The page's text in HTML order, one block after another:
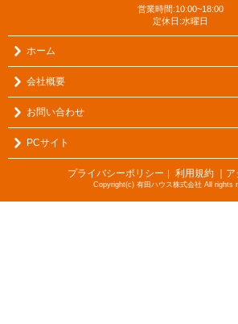
営業時間:10:00~18:00
定休日:水曜日
ホーム
会社概要
お問い合わせ
PCサイト
プライバシーポリシー 利用規約 ｜
Copyright(c) 有田ハウス株式会社 All rights